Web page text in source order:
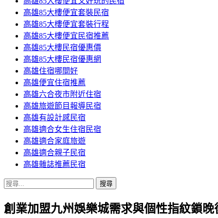
高雄85大樓便宜套裝民宿
高雄85大樓便宜套裝行程
高雄85大樓便宜民宿推薦
高雄85大樓民宿優惠價
高雄85大樓民宿優惠網
高雄住宿哪間好
高雄便宜住宿推薦
高雄六合夜市附近住宿
高雄旅遊節目報導民宿
高雄有設計感民宿
高雄適合女生住宿民宿
高雄適合家庭旅遊
高雄適合親子民宿
高雄雜誌推薦民宿
搜
關
創業加盟九州娛樂城需求與個性指紋鎖晚